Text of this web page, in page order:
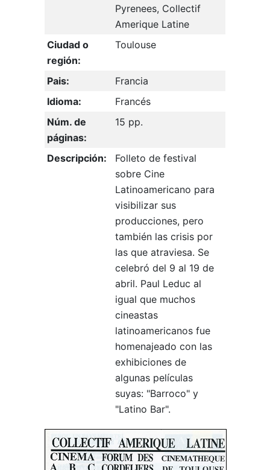
Pyrenees, Collectif
Amerique Latine
Ciudad o
región:
Toulouse
Pais:
Francia
Idioma:
Francés
Núm. de
páginas:
15 pp.
Descripción:
Folleto de festival
sobre Cine
Latinoamericano para
visibilizar sus
producciones, pero
también las crisis por
las que atraviesa. Se
celebró del 9 al 19 de
abril. Paul Leduc al
igual que muchos
cineastas
latinoamericanos fue
homenajeado con las
exhibiciones de
algunas películas
suyas: "Barroco" y
"Latino Bar".